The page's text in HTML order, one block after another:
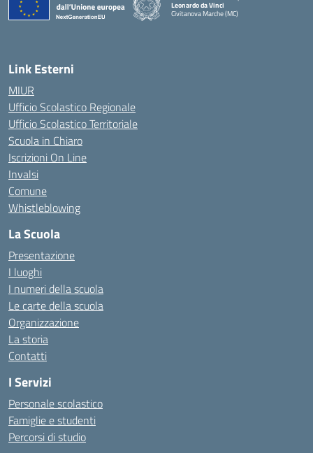
Leonardo da Vinci
Civitanova Marche (MC)
Link Esterni
MIUR
Ufficio Scolastico Regionale
Ufficio Scolastico Territoriale
Scuola in Chiaro
Iscrizioni On Line
Invalsi
Comune
Whistleblowing
La Scuola
Presentazione
I luoghi
I numeri della scuola
Le carte della scuola
Organizzazione
La storia
Contatti
I Servizi
Personale scolastico
Famiglie e studenti
Percorsi di studio